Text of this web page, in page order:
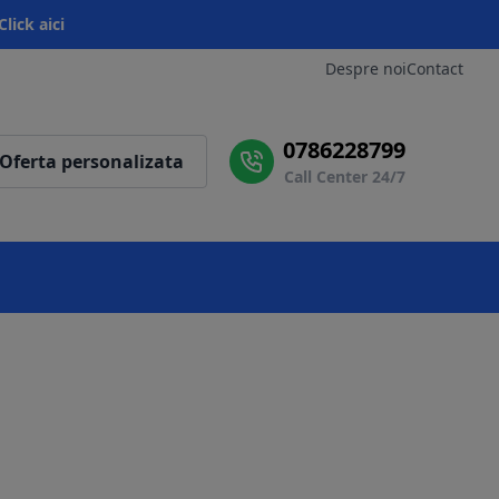
Click aici
Despre noiContact
Oferta personalizata 0786228799
Call Center 24/7